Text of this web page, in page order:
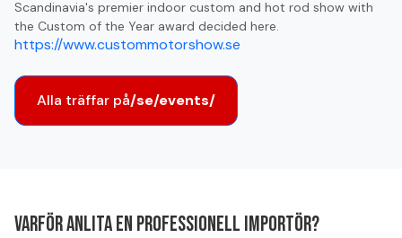
Scandinavia's premier indoor custom and hot rod show with
the Custom of the Year award decided here.
https://www.custommotorshow.se
Alla träffar på/se/events/
Varför anlita en professionell importör?